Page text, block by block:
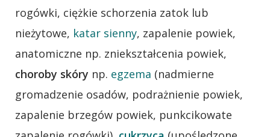
rogówki, ciężkie schorzenia zatok lub
nieżytowe, katar sienny, zapalenie powiek,
anatomiczne np. zniekształcenia powiek,
choroby skóry np. egzema (nadmierne
gromadzenie osadów, podrażnienie powiek,
zapalenie brzegów powiek, punkcikowate